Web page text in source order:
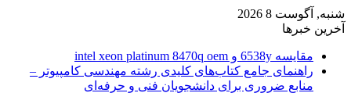
شنبه, آگوست 8 2026
آخرین خبرها
مقایسه 6538y و intel xeon platinum 8470q oem
راهنمای جامع کتاب‌های کلیدی رشته مهندسی کامپیوتر –
منابع ضروری برای دانشجویان فنی و حرفه‌ای